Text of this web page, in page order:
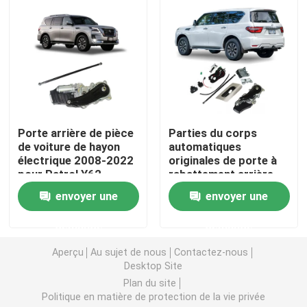
Porte à rabattement arrière Y62 électrique
Accoudoir intérieur de voiture
Groupe de l'instrument W213
Combiné d'instruments W222
Groupe de l'instrument W463
Barres de galerie de voiture
Porte arrière de pièce
de voiture de hayon
électrique 2008-2022
pour Patrol Y62
envoyer une
Parties du corps
automatiques
originales de porte à
rabattement arrière
électrique de porte
arrière pour la
patrouille Y62
envoyer une
Aperçu Au sujet de nous
Contactez-nous
Desktop Site
Plan du site
Politique en matière de protection de la vie privée